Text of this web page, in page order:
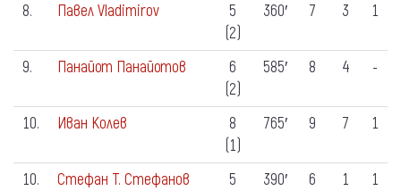
8. Павел Vladimirov
5
(2)
360′ 7 3 1
9. Панайот Панайотов
6
(2)
585′ 8 4 -
10. Иван Колев
8
(1)
765′ 9 7 1
10. Стефан Т. Стефанов
5
390′ 6 1 1